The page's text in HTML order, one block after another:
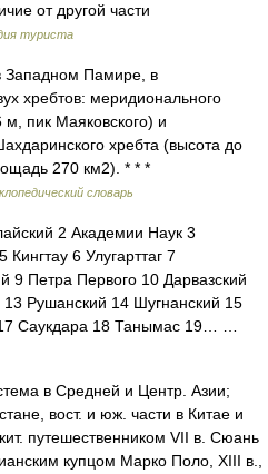
от другой части
туриста
Памире, в
хребтов: меридионального
пик Маяковского) и
хребта (высота до
270 км2). * * *
словарь
2 Академии Наук 3
6 Улугарттаг 7
9 Петра Первого 10 Дарвазский
13 Рушанский 14 Шугнанский 15
Саукдара 18 Танымас 19… …
в Средней и Центр. Азии;
вост. и юж. части в Китае и
путешественником VII в. Сюань
купцом Марко Поло, XIII в.,